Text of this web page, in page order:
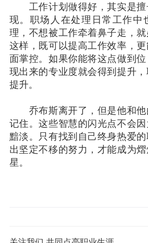
工作计划做得好，其实是擅
现。职场人在处理日常工作中
理，不想被工作牵着鼻子走，就
这样，既可以提高工作效率，
面掌控。如果你能将这点做到
现出来的专业度就会得到提升
提升。
乔布斯离开了，但是他和他
记住。这些智慧的闪光点不会
黯淡。只有找到自己终身热爱
出坚定不移的努力，才能成为
星。